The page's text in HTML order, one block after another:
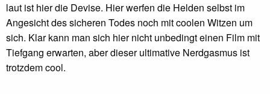
laut ist hier die Devise. Hier werfen die Helden selbst im
Angesicht des sicheren Todes noch mit coolen Witzen um
sich. Klar kann man sich hier nicht unbedingt einen Film mit
Tiefgang erwarten, aber dieser ultimative Nerdgasmus ist
trotzdem cool.